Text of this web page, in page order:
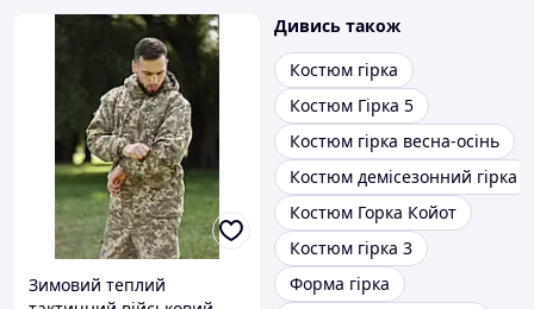
Зимовий теплий
Дивись також
Костюм гірка
Костюм Гірка 5
Костюм гірка весна-осінь
Костюм демісезонний гірка
Костюм Горка Койот
Костюм гірка 3
Форма гірка